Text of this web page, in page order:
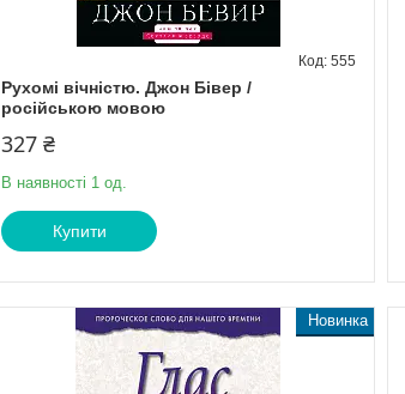
Рухомі вічністю. Джон Бівер /
російською мовою
555
327 ₴
В наявності 1 од.
Купити
Новинка